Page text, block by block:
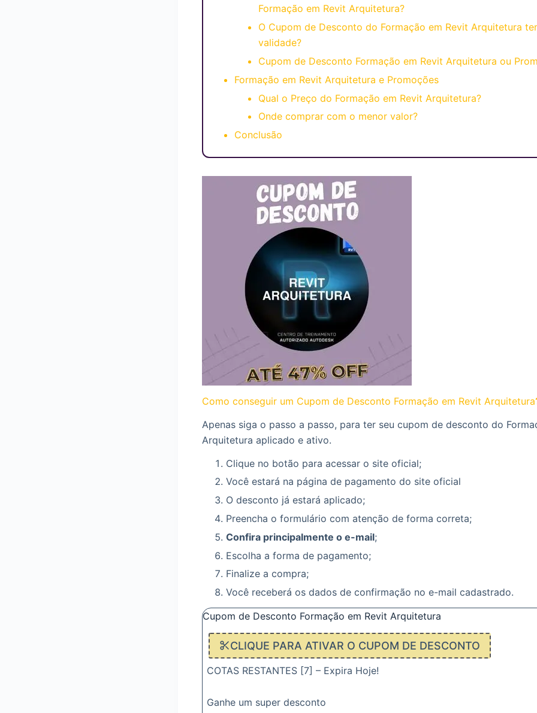
Formação em Revit Arquitetura?
O Cupom de Desconto do Formação em Revit Arquitetura
validade?
Cupom de Desconto Formação em Revit Arquitetura ou
Formação em Revit Arquitetura e Promoções
Qual o Preço do Formação em Revit Arquitetura?
Onde comprar com o menor valor?
Conclusão
Como conseguir um Cupom de Desconto Formação em Revit Arquitetura
Apenas siga o passo a passo, para ter seu cupom de desconto do
Arquitetura aplicado e ativo.
Clique no botão para acessar o site oficial;
Você estará na página de pagamento do site oficial
O desconto já estará aplicado;
Preencha o formulário com atenção de forma correta;
Confira principalmente o e-mail;
Escolha a forma de pagamento;
Finalize a compra;
Você receberá os dados de confirmação no e-mail cadastrado.
Cupom de Desconto Formação em Revit Arquitetura
CLIQUE PARA ATIVAR O CUPOM DE DESCONTO
COTAS RESTANTES [7] – Expira Hoje!
Ganhe um super desconto